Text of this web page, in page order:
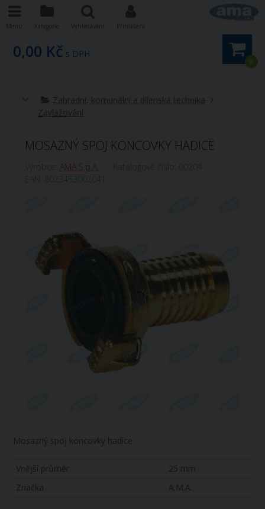
0
0,00 Kč s DPH
Zahradní, komunální a dílenská technika
Zavlažování
MOSAZNÝ SPOJ KONCOVKY HADICE
Výrobce:AMA S.p.A.
Mosazný spoj koncovky hadice
Vnější průměr
25 mm
Značka
A.M.A.
Menu Kategorie Vyhledávání Přihlášení